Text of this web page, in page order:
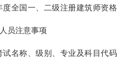
度全国一、二级注册建筑师资格
员注意事项
试名称、级别、专业及科目代码